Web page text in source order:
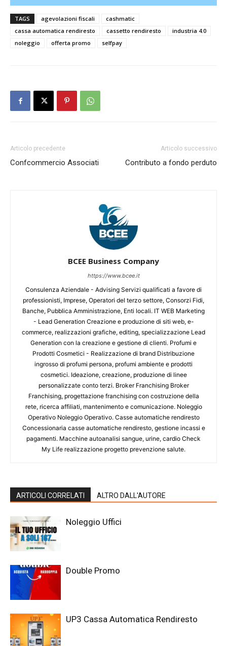
TAGS agevolazioni fiscali
cashmatic
cassa automatica rendiresto
cassetto rendiresto
industria 4.0
noleggio
offerta promo selfpay
Articolo precedente
Confcommercio Associati
Articolo successivo
Contributo a fondo perduto
BCEE Business Company
https://www.bcee.it
Consulenza Aziendale - Advising Servizi qualificati a favore di
professionisti, Imprese, Operatori del terzo settore, Consorzi Fidi,
Banche, Pubblica Amministrazione, Enti locali. IT WEB Marketing
- Lead Generation Creazione e produzione di siti web, e-
commerce, realizzazioni grafiche, editing, specializzazione Lead
Generation con la creazione e gestione di clienti. Profumi e
Prodotti Cosmetici - Realizzazione di brand Distribuzione
ingrosso di profumi persona, profumi ambiente e prodotti
cosmetici. Ideazione, creazione, produzione di linee
personalizzate conto terzi. Broker Franchising Broker
Franchising, progettazione franchising con costruzione della
rete, ricerca affiliati, mantenimento e comunicazione. Noleggio
Operativo Noleggio Operativo. Casse automatiche rendiresto
Concessionaria casse automatiche rendiresto, gestione incassi e
pagamenti. Macchine autoanalisi sangue, urine, cardio Check
My Life realizzazione progetto prevenzione salute.
ARTICOLI CORRELATI ALTRO DALL'AUTORE
Noleggio Uffici
Double Promo
UP3 Cassa Automatica Rendiresto